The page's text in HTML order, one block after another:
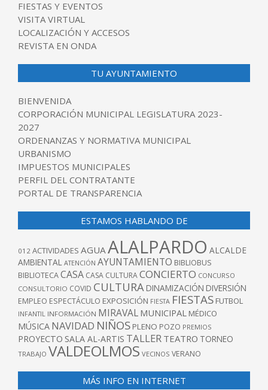
FIESTAS Y EVENTOS
VISITA VIRTUAL
LOCALIZACIÓN Y ACCESOS
REVISTA EN ONDA
TU AYUNTAMIENTO
BIENVENIDA
CORPORACIÓN MUNICIPAL LEGISLATURA 2023-
2027
ORDENANZAS Y NORMATIVA MUNICIPAL
URBANISMO
IMPUESTOS MUNICIPALES
PERFIL DEL CONTRATANTE
PORTAL DE TRANSPARENCIA
ESTAMOS HABLANDO DE
012 ACTIVIDADES AGUA ALALPARDO ALCALDE
AMBIENTAL ATENCIÓN AYUNTAMIENTO BIBLIOBUS
BIBLIOTECACASA CASA CULTURACONCIERTO CONCURSO
CONSULTORIO COVID CULTURA DINAMIZACIÓN DIVERSIÓN
EMPLEO ESPECTÁCULO EXPOSICIÓN FIESTA FIESTAS FUTBOL
INFANTIL INFORMACIÓN MIRAVAL MUNICIPAL MÉDICO
MÚSICA NAVIDAD NIÑOS PLENO POZO PREMIOS
PROYECTO SALA AL-ARTIS TALLER TEATRO TORNEO
TRABAJO VALDEOLMOS VECINOS VERANO
MÁS INFO EN INTERNET